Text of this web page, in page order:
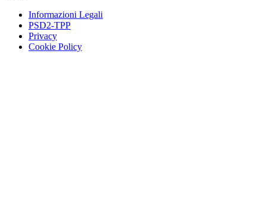
Informazioni Legali
PSD2-TPP
Privacy
Cookie Policy